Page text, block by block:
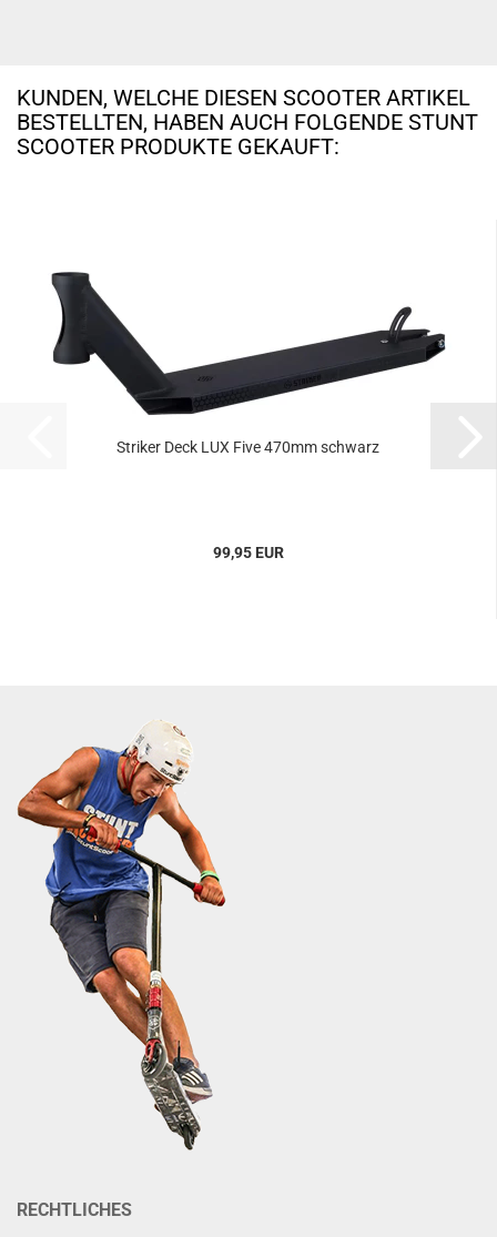
KUNDEN, WELCHE DIESEN SCOOTER ARTIKEL
BESTELLTEN, HABEN AUCH FOLGENDE STUNT
SCOOTER PRODUKTE GEKAUFT:
Striker Deck LUX Five 470mm schwarz
99,95 EUR
RECHTLICHES